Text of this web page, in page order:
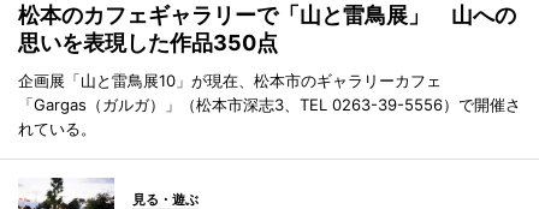
松本のカフェギャラリーで「山と雷鳥展」 山への
思いを表現した作品350点
企画展「山と雷鳥展10」が現在、松本市のギャラリーカフェ
「Gargas（ガルガ）」（松本市深志3、TEL 0263-39-5556）で開催さ
れている。
見る・遊ぶ